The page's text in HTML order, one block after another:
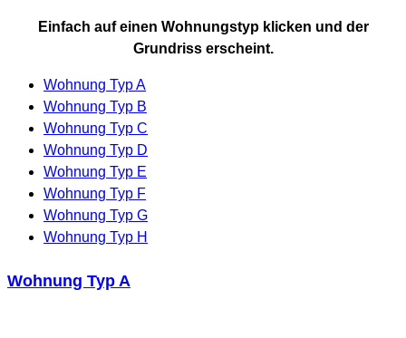
Einfach auf einen Wohnungstyp klicken und der
Grundriss erscheint.
Wohnung Typ A
Wohnung Typ B
Wohnung Typ C
Wohnung Typ D
Wohnung Typ E
Wohnung Typ F
Wohnung Typ G
Wohnung Typ H
Wohnung Typ A